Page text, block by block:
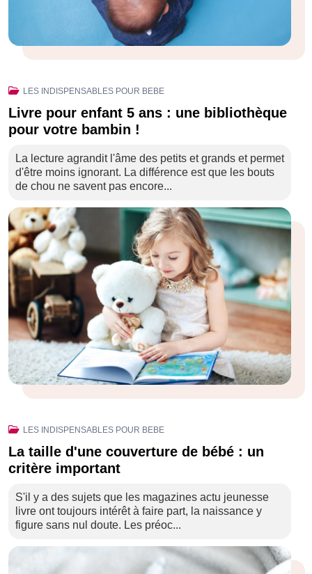
LES INDISPENSABLES POUR BEBE
Livre pour enfant 5 ans : une bibliothèque
pour votre bambin !
La lecture agrandit l'âme des petits et grands et permet
d'être moins ignorant. La différence est que les bouts
de chou ne savent pas encore...
LES INDISPENSABLES POUR BEBE
La taille d'une couverture de bébé : un
critère important
S'il y a des sujets que les magazines actu jeunesse
livre ont toujours intérêt à faire part, la naissance y
figure sans nul doute. Les préoc...